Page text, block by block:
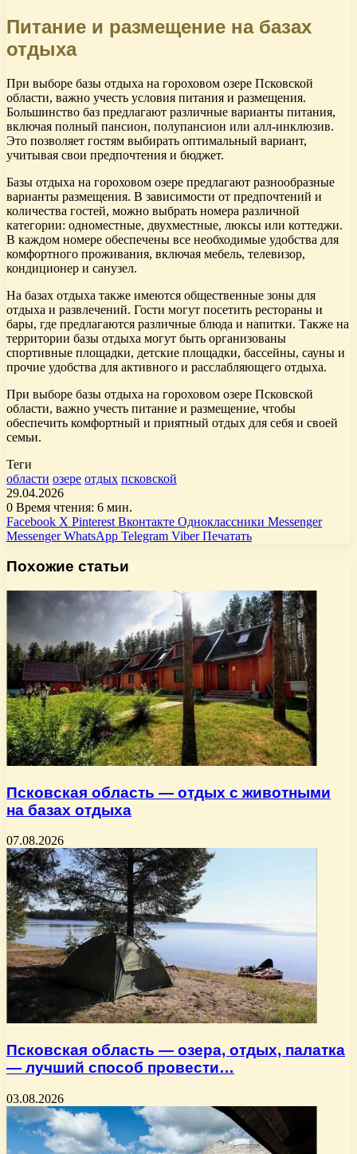
Питание и размещение на базах
отдыха
При выборе базы отдыха на гороховом озере Псковской
области, важно учесть условия питания и размещения.
Большинство баз предлагают различные варианты питания,
включая полный пансион, полупансион или алл-инклюзив.
Это позволяет гостям выбирать оптимальный вариант,
учитывая свои предпочтения и бюджет.
Базы отдыха на гороховом озере предлагают разнообразные
варианты размещения. В зависимости от предпочтений и
количества гостей, можно выбрать номера различной
категории: одноместные, двухместные, люксы или коттеджи.
В каждом номере обеспечены все необходимые удобства для
комфортного проживания, включая мебель, телевизор,
кондиционер и санузел.
На базах отдыха также имеются общественные зоны для
отдыха и развлечений. Гости могут посетить рестораны и
бары, где предлагаются различные блюда и напитки. Также на
территории базы отдыха могут быть организованы
спортивные площадки, детские площадки, бассейны, сауны и
прочие удобства для активного и расслабляющего отдыха.
При выборе базы отдыха на гороховом озере Псковской
области, важно учесть питание и размещение, чтобы
обеспечить комфортный и приятный отдых для себя и своей
семьи.
Теги
области озере отдых псковской
29.04.2026
0 Время чтения: 6 мин.
Facebook X Pinterest Вконтакте Одноклассники Messenger
Messenger WhatsApp Telegram Viber Печатать
Похожие статьи
Псковская область — отдых с животными
на базах отдыха
07.08.2026
Псковская область — озера, отдых, палатка
— лучший способ провести…
03.08.2026